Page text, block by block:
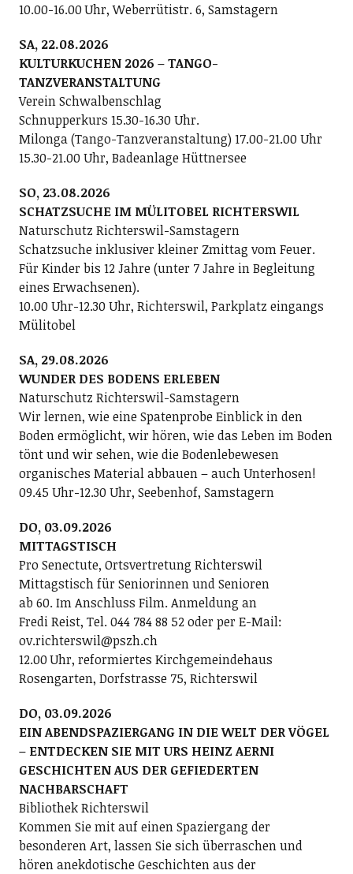
10.00-16.00 Uhr, Weberrütistr. 6, Samstagern
SA, 22.08.2026
KULTURKUCHEN 2026 – TANGO-
TANZVERANSTALTUNG
Verein Schwalbenschlag
Schnupperkurs 15.30-16.30 Uhr.
Milonga (Tango-Tanzveranstaltung) 17.00-21.00 Uhr
15.30-21.00 Uhr, Badeanlage Hüttnersee
SO, 23.08.2026
SCHATZSUCHE IM MÜLITOBEL RICHTERSWIL
Naturschutz Richterswil-Samstagern
Schatzsuche inklusiver kleiner Zmittag vom Feuer.
Für Kinder bis 12 Jahre (unter 7 Jahre in Begleitung
eines Erwachsenen).
10.00 Uhr-12.30 Uhr, Richterswil, Parkplatz eingangs
Mülitobel
SA, 29.08.2026
WUNDER DES BODENS ERLEBEN
Naturschutz Richterswil-Samstagern
Wir lernen, wie eine Spatenprobe Einblick in den
Boden ermöglicht, wir hören, wie das Leben im Boden
tönt und wir sehen, wie die Bodenlebewesen
organisches Material abbauen – auch Unterhosen!
09.45 Uhr-12.30 Uhr, Seebenhof, Samstagern
DO, 03.09.2026
MITTAGSTISCH
Pro Senectute, Ortsvertretung Richterswil
Mittagstisch für Seniorinnen und Senioren
ab 60. Im Anschluss Film. Anmeldung an
Fredi Reist, Tel. 044 784 88 52 oder per E-Mail:
ov.richterswil@pszh.ch
12.00 Uhr, reformiertes Kirchgemeindehaus
Rosengarten, Dorfstrasse 75, Richterswil
DO, 03.09.2026
EIN ABENDSPAZIERGANG IN DIE WELT DER VÖGEL
– ENTDECKEN SIE MIT URS HEINZ AERNI
GESCHICHTEN AUS DER GEFIEDERTEN
NACHBARSCHAFT
Bibliothek Richterswil
Kommen Sie mit auf einen Spaziergang der
besonderen Art, lassen Sie sich überraschen und
hören anekdotische Geschichten aus der